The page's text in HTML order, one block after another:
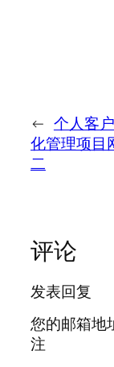
← 个人客
化管理项目
二
评论
发表回复
您的邮箱地
注